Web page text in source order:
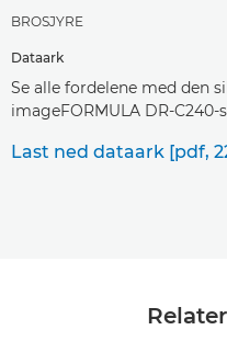
BROSJYRE
Dataark
Se alle fordelene med den
imageFORMULA DR-C240-
Last ned dataark [pdf,